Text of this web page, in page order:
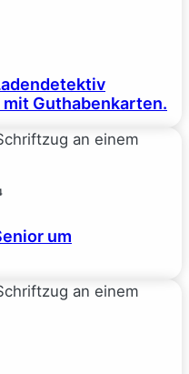
Guthabenkarten.
um